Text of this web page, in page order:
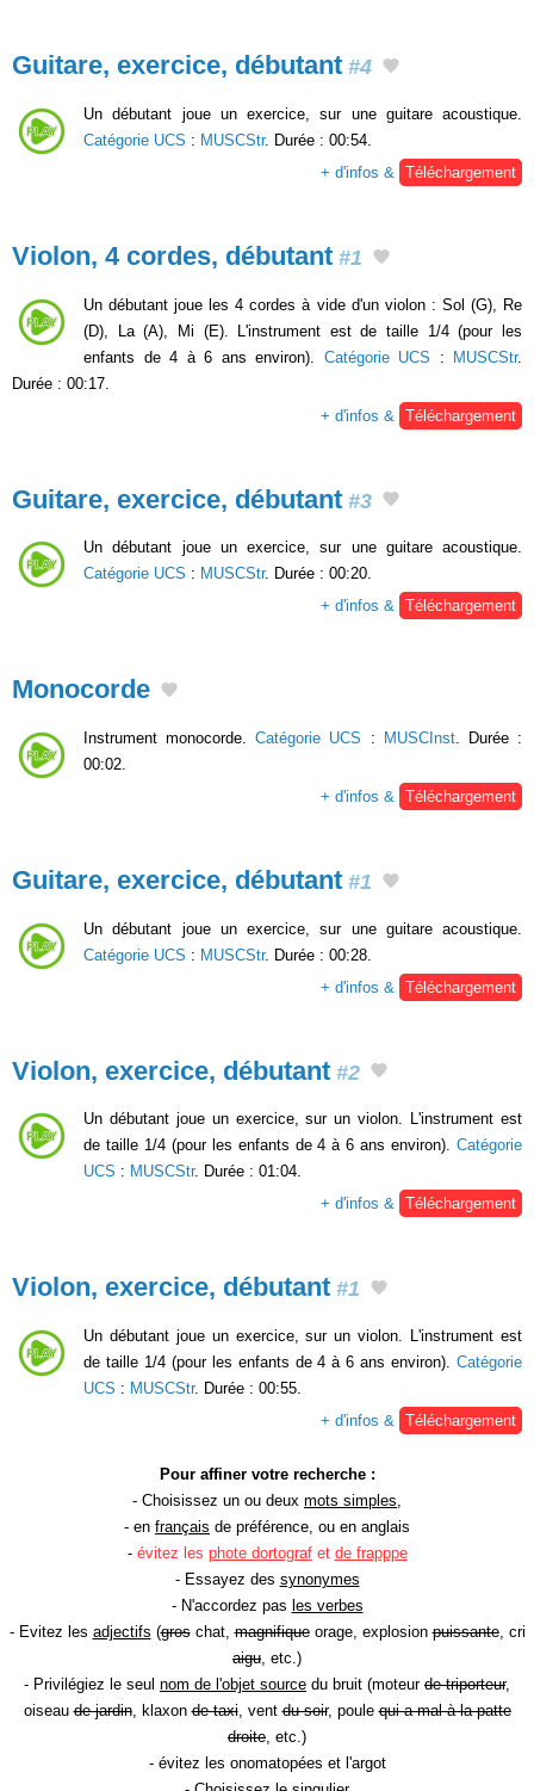
Guitare, exercice, débutant #4
Un débutant joue un exercice, sur une guitare acoustique.
Catégorie UCS : MUSCStr. Durée : 00:54.
+ d'infos &
Téléchargement
Violon, 4 cordes, débutant #1
Un débutant joue les 4 cordes à vide d'un violon : Sol (G), Re
(D), La (A), Mi (E). L'instrument est de taille 1/4 (pour les
enfants de 4 à 6 ans environ). Catégorie UCS : MUSCStr.
Durée : 00:17.
+ d'infos &
Téléchargement
Guitare, exercice, débutant #3
Un débutant joue un exercice, sur une guitare acoustique.
Catégorie UCS : MUSCStr. Durée : 00:20.
+ d'infos & Téléchargement
Monocorde
Instrument monocorde.Catégorie UCS : MUSCInst. Durée :
00:02.
+ d'infos &
Téléchargement
Guitare, exercice, débutant #1
Un débutant joue un exercice, sur une guitare acoustique.
Catégorie UCS : MUSCStr. Durée : 00:28.
+ d'infos &
Téléchargement
Violon, exercice, débutant #2
Un débutant joue un exercice, sur un violon. L'instrument est
de taille 1/4 (pour les enfants de 4 à 6 ans environ). Catégorie
UCS : MUSCStr. Durée : 01:04.
+ d'infos & Téléchargement
Violon, exercice, débutant #1
Un débutant joue un exercice, sur un violon. L'instrument est
de taille 1/4 (pour les enfants de 4 à 6 ans environ). Catégorie
UCS : MUSCStr. Durée : 00:55.
+ d'infos &
Téléchargement
Pour affiner votre recherche :
- Choisissez un ou deux mots simples
- en français de préférence, ou en anglais
- évitez les phote dortografet de frapppe
- Essayez des synonymes
- N'accordez pas les verbes
- Evitez les adjectifs (groschat,magnifiqueorage, explosionpuissante, cri
aigu , etc.)
- Privilégiez le seul nom de l'objet source du bruit (moteur de triporteur,
oiseaude jardin, klaxonde taxi, ventdu soir, poulequi a mal à la patte
droite , etc.)
- évitez les onomatopées et l'argot